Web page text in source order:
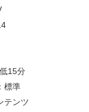
15分
標準
テンツ